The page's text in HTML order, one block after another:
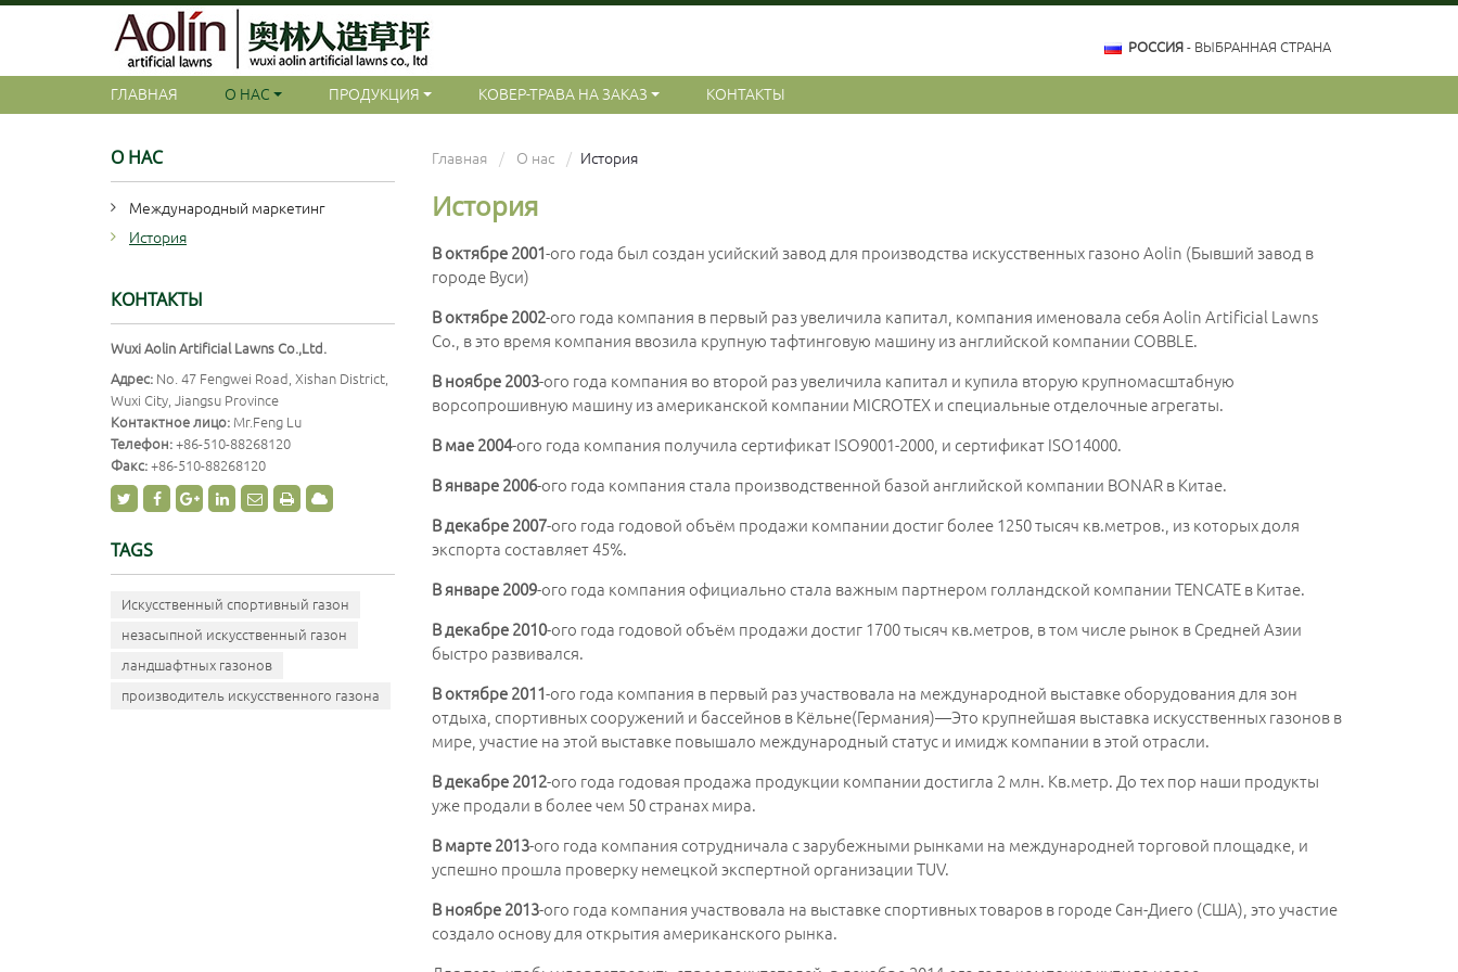
РОССИЯ - ВЫБРАННАЯ СТРАНА
ГЛАВНАЯ О НАС ПРОДУКЦИЯ КОВЕР-ТРАВА НА ЗАКАЗ КОНТАКТЫ
Главная О нас История
История
В октябре 2001-ого года был создан усийский завод для производства искусственных газоно Aolin (Бывший завод в
городе Вуси)
В октябре 2002-ого года компания в первый раз увеличила капитал, компания именовала себя Aolin Artificial Lawns
Co., в это время компания ввозила крупную тафтинговую машину из английской компании COBBLE.
В ноябре 2003-ого года компания во второй раз увеличила капитал и купила вторую крупномасштабную
ворсопрошивную машину из американской компании MICROTEX и специальные отделочные агрегаты.
В мае 2004-ого года компания получила сертификат ISO9001-2000, и сертификат ISO14000.
В январе 2006-ого года компания стала производственной базой английской компании BONAR в Китае.
В декабре 2007-ого года годовой объём продажи компании достиг более 1250 тысяч кв.метров., из которых доля
экспорта составляет 45%.
В январе 2009-ого года компания официально стала важным партнером голландской компании TENCATE в Китае.
В декабре 2010-ого года годовой объём продажи достиг 1700 тысяч кв.метров, в том числе рынок в Средней Азии
быстро развивался.
В октябре 2011-ого года компания в первый раз участвовала на международной выставке оборудования для зон
отдыха, спортивных сооружений и бассейнов в Кёльне(Германия)―Это крупнейшая выставка искусственных газонов в
мире, участие на этой выставке повышало международный статус и имидж компании в этой отрасли.
В декабре 2012-ого года годовая продажа продукции компании достигла 2 млн. Кв.метр. До тех пор наши продукты
уже продали в более чем 50 странах мира.
В марте 2013-ого года компания сотрудничала с зарубежными рынками на международней торговой площадке, и
успешно прошла проверку немецкой экспертной организации TUV.
В ноябре 2013-ого года компания участвовала на выставке спортивных товаров в городе Сан-Диего (США), это участие
создало основу для открытия американского рынка.
О НАС
Международный маркетинг
История
КОНТАКТЫ
Wuxi Aolin Artificial Lawns Co.,Ltd.
Адрес: No. 47 Fengwei Road, Xishan District,
Wuxi City, Jiangsu Province
Контактное лицо: Mr.Feng Lu
Телефон: +86-510-88268120
Факс: +86-510-88268120
TAGS
Искусственный спортивный газон
незасыпной искусственный газон
ландшафтных газонов
производитель искусственного газона